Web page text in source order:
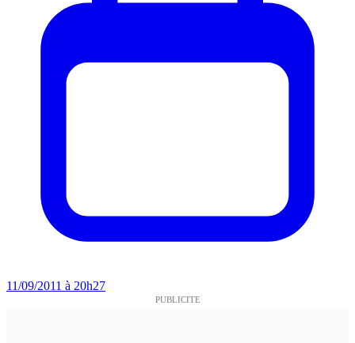
11/09/2011 à 20h27